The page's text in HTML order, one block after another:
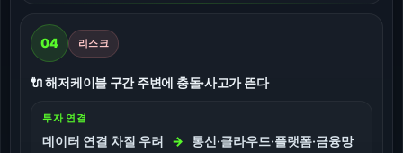
04 리스크
🔌 해저케이블 구간 주변에 충돌·사고가 뜬다
투자 연결
데이터 연결 차질 우려 →
통신·클라우드·플랫폼·금융망